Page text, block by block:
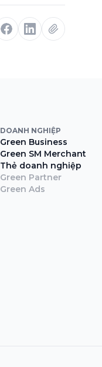
DOANH NGHIỆP
Green Business
Green SM Merchant
Thẻ doanh nghiệp
Green Partner
Green Ads